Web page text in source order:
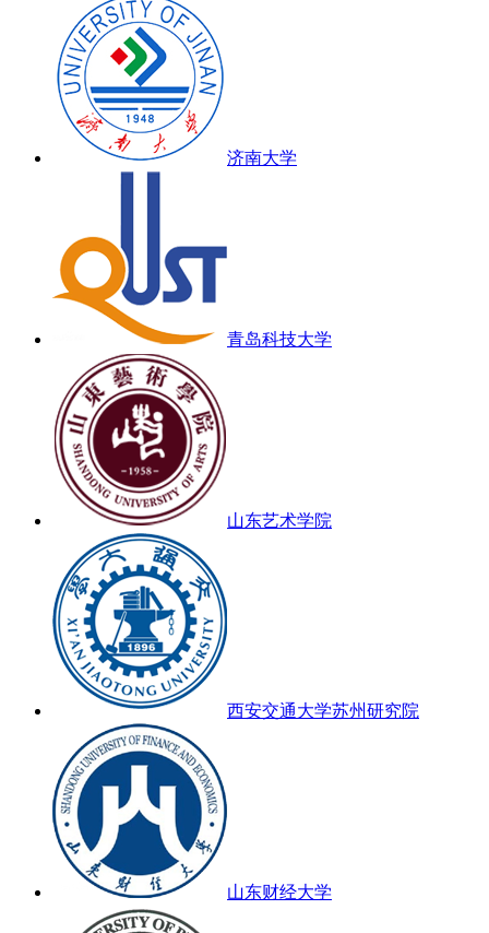
济南大学
青岛科技大学
山东艺术学院
西安交通大学苏州研究院
山东财经大学